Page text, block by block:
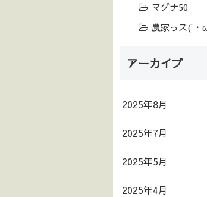
マグナ50
農家っス(´・
アーカイブ
2025年8月
2025年7月
2025年5月
2025年4月